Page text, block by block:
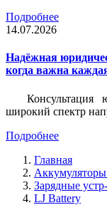
Подробнее
14.07.2026
Надёжная
когда важна
Консультация
широкий спектр
Подробнее
Главная
Аккумуляторы
Зарядные
LJ Battery